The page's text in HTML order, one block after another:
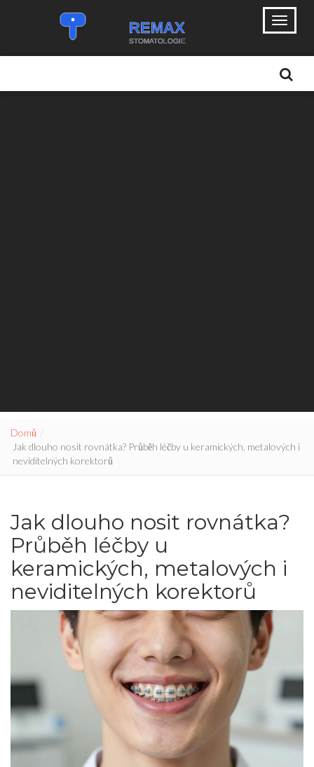
Domů
Jak dlouho nosit rovnátka? Průběh léčby u keramických, metalových i
neviditelných korektorů
Jak dlouho nosit rovnátka?
Průběh léčby u
keramických, metalových i
neviditelných korektorů